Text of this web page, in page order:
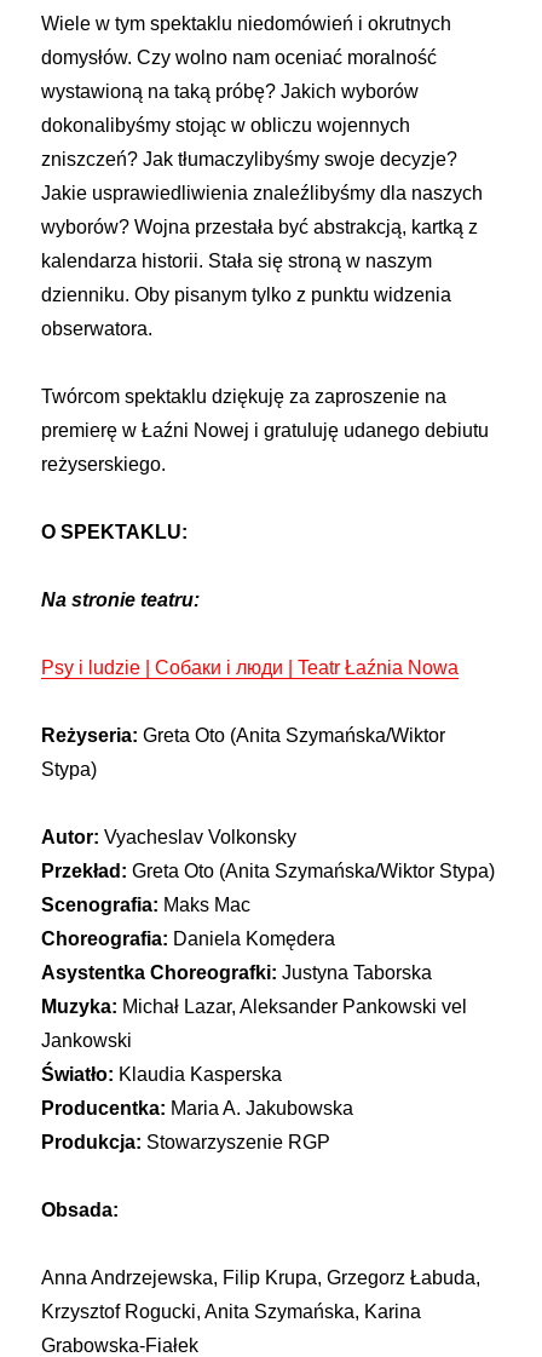
Wiele w tym spektaklu niedomówień i okrutnych
domysłów. Czy wolno nam oceniać moralność
wystawioną na taką próbę? Jakich wyborów
dokonalibyśmy stojąc w obliczu wojennych
zniszczeń? Jak tłumaczylibyśmy swoje decyzje?
Jakie usprawiedliwienia znaleźlibyśmy dla naszych
wyborów? Wojna przestała być abstrakcją, kartką z
kalendarza historii. Stała się stroną w naszym
dzienniku. Oby pisanym tylko z punktu widzenia
obserwatora.
Twórcom spektaklu dziękuję za zaproszenie na
premierę w Łaźni Nowej i gratuluję udanego debiutu
reżyserskiego.
O SPEKTAKLU:
Na stronie teatru:
Psy i ludzie | Собаки і люди | Teatr Łaźnia Nowa
Reżyseria: Greta Oto (Anita Szymańska/Wiktor
Stypa)
Autor: Vyacheslav Volkonsky
Przekład: Greta Oto (Anita Szymańska/Wiktor Stypa)
Scenografia: Maks Mac
Choreografia: Daniela Komędera
Asystentka Choreografki: Justyna Taborska
Muzyka: Michał Lazar, Aleksander Pankowski vel
Jankowski
Światło: Klaudia Kasperska
Producentka: Maria A. Jakubowska
Produkcja: Stowarzyszenie RGP
Obsada:
Anna Andrzejewska, Filip Krupa, Grzegorz Łabuda,
Krzysztof Rogucki, Anita Szymańska, Karina
Grabowska-Fiałek